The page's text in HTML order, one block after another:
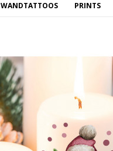
WANDTATTOOS PRINTS